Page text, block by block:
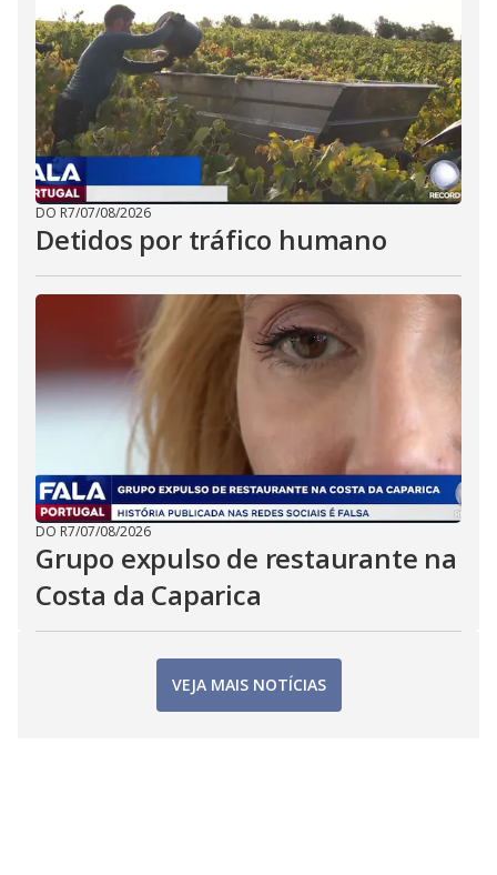
DO R7/07/08/2026
Detidos por tráfico humano
DO R7/07/08/2026
Grupo expulso de restaurante na
Costa da Caparica
VEJA MAIS NOTÍCIAS